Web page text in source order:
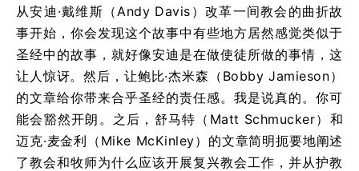
从安迪·戴维斯（Andy Davis）改革一间教会的曲折故
事开始，你会发现这个故事中有些地方居然感觉类似于
圣经中的故事，就好像安迪是在做使徒所做的事情，这
让人惊讶。然后，让鲍比·杰米森（Bobby Jamieson）
的文章给你带来合乎圣经的责任感。我是说真的。你可
能会豁然开朗。之后，舒马特（Matt Schmucker）和
迈克·麦金利（Mike McKinley）的文章简明扼要地阐述
了教会和牧师为什么应该开展复兴教会工作，并从护教